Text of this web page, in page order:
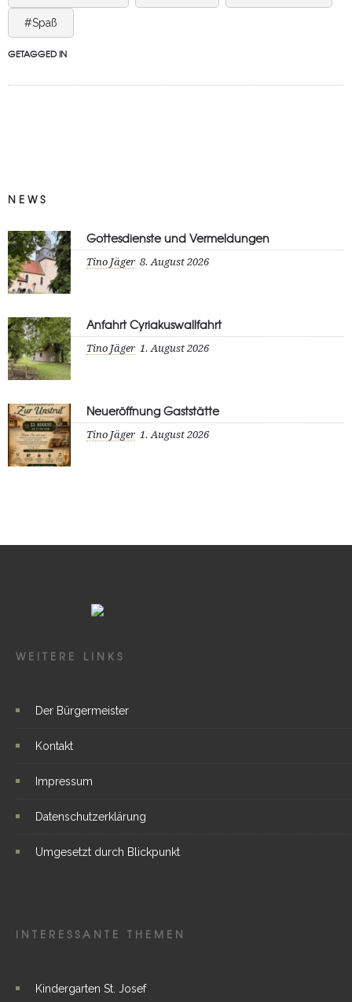
#Spaß
GETAGGED IN
NEWS
Gottesdienste und Vermeldungen
Tino Jäger 8. August 2026
Anfahrt Cyriakuswallfahrt
Tino Jäger 1. August 2026
Neueröffnung Gaststätte
Tino Jäger 1. August 2026
WEITERE LINKS
Der Bürgermeister
Kontakt
Impressum
Datenschutzerklärung
Umgesetzt durch Blickpunkt
INTERESSANTE THEMEN
Kindergarten St. Josef